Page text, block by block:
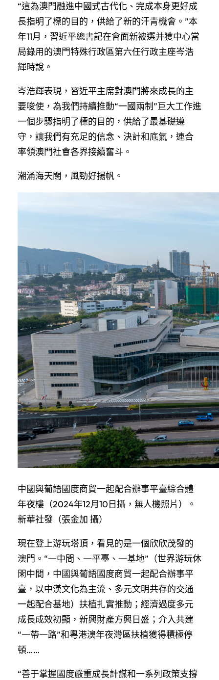
“這為澳門融進中國式古代化、完成本身更好成
長指明了標的目的，供給了新的汗青機會。”本
年11月，習近平總書記在會面新被選并獲中心當
局錄用的澳門特殊行政區第六任行政主座岑浩
輝時說。
岑浩輝表現，習近平主席對澳門將來成長的主
要唆使，為我們持續推動“一國兩制”巨大工作進
一個步驟指明了標的目的，供給了最基礎遵
守，讓我們有充足的信念、決計和底氣，連合
率領澳門社會各界接續奮斗。
潮涌海天闊，風勁好揚帆。
中國與葡語國度商貿一起配合辦事平臺綜合體
年夜樓（2024年12月10日攝，無人機照片）。
新華社發（張金加 攝）
現在登上游玩塔頂，看見的是一個欣欣茂發的
澳門。“一中間、一平臺、一基地”（世界游玩休
閑中間，中國與葡語國度商貿一起配合辦事平
臺，以中漢文化為主流、多元文明共存的交通
一起配合基地）扶植扎實推動；經濟過度多元
成長成效初顯，新興財產方興日盛；介入共建
“一帶一路”和粵港澳年夜灣區扶植獲得積極停
頓……
“善于掌握國度嚴重成長計謀和一系列政策支撐